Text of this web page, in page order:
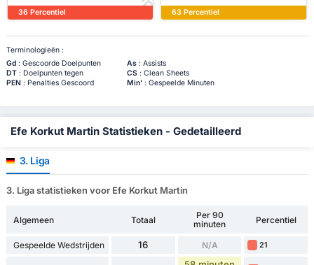
36 Percentiel
63 Percentiel
Terminologieën :
Gd: Gescoorde Doelpunten As: Assists
DT: Doelpunten tegen CS: Clean Sheets
PEN: Penalties Gescoord Min': Gespeelde Minuten
Efe Korkut Martin Statistieken - Gedetailleerd
3. Liga
3. Liga statistieken voor Efe Korkut Martin
Algemeen Totaal
Per 90
minuten
Percentiel
Gespeelde Wedstrijden 16 N/A 21